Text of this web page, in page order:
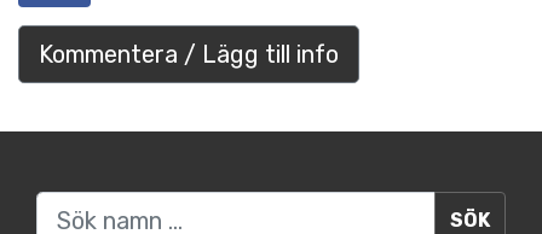
Kommentera / Lägg till info
Sök